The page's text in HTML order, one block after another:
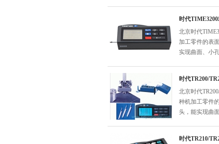
时代
北京时代
加工零件的表
实现曲面、小
时代TR200/
北京时代
种机加工零件
头，能实现曲
时代TR210/